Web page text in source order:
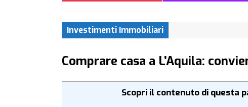
Investimenti Immobiliari
Comprare casa a L’Aquila:
Scopri il contenuto di questa